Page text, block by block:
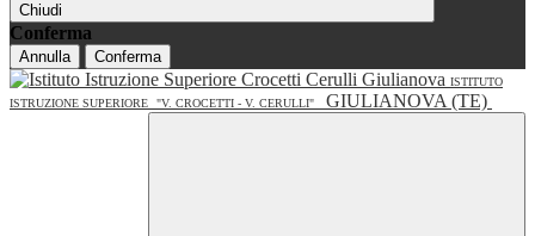
Chiudi
Conferma
Annulla Conferma
ISTITUTO
ISTRUZIONE SUPERIORE
"V. CROCETTI - V. CERULLI" GIULIANOVA (TE)